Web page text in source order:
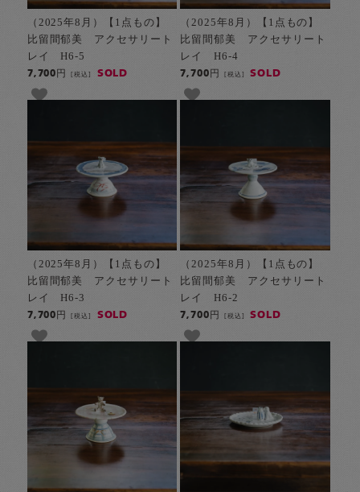
（2025年8月）【1点もの】
比留間郁美 アクセサリート
レイ H6-5
7,700円[税込] SOLD
（2025年8月）【1点もの】
比留間郁美 アクセサリート
レイ H6-4
7,700円 [税込] SOLD
（2025年8月）【1点もの】
比留間郁美 アクセサリート
レイ H6-3
7,700円[税込] SOLD
（2025年8月）【1点もの】
比留間郁美 アクセサリート
レイ H6-2
7,700円 [税込] SOLD